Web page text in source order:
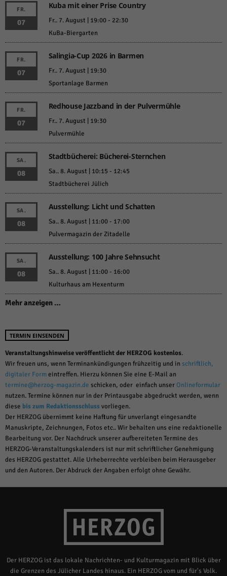
FR.
07
Kuba mit einer Prise Country
Fr.. 7. August | 19:00- 22:30
KuBa-Biergarten
FR.
07
Salingia-Cup 2026 in Barmen
Fr.. 7. August | 19:30
Sportanlage Barmen
FR.
07
Redhouse Jazzband in der Pulvermühle
Fr.. 7. August | 19:30
Pulvermühle
SA.
08
Stadtbücherei: Bücherei-Sternchen
Sa.. 8. August | 10:15 - 12:45
Stadtbücherei Jülich
SA.
08
Ausstellung: Licht und Schatten
Sa.. 8. August | 11:00- 17:00
Pulvermagazin der Zitadelle
SA.
08
Ausstellung: 100 Jahre Sehnsucht
Sa.. 8. August | 11:00- 16:00
Kulturhaus am Hexenturm
Mehr anzeigen …
TERMIN EINSENDEN
Veranstaltungshinweise veröffentlicht der HERZOG kostenlos.
Wir freuen uns, wenn Terminankündigungen frühzeitig und in schriftlich,
digitaler Formeintreffen. Hierzu können Sie eine E-Mail an
termine@herzog-magazin.de schicken, oder einfach unserOnlineformular
nutzen. Termine können nur in der Printausgabe abgedruckt werden, wenn
diese bis zum Redaktionsschlussvorliegen.
Der HERZOG übernimmt keine Haftung für unverlangt eingesandte
Manuskripte, Zeichnungen, Fotos etc.. Wir behalten uns eine redaktionelle
Bearbeitung vor. Der Nachdruck unserer aufbereiteten Termine des
HERZOG-Veranstaltungskalenders ist nur mit schriftlicher Genehmigung
des HERZOG gestattet. Alle Urheberrechte verbleiben beim Herausgeber
und den Autoren. Der Abdruck der Angaben erfolgt ohne Gewähr.
Der HERZOG ist das lokale Nachrichten- und Kulturmagazin mit Blick über
die Grenzen des Jülicher Landes hinaus. Ein HERZOG vom und für's Volk.